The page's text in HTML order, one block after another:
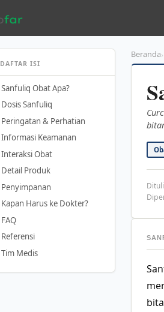
DAFTAR ISI
Sanfuliq Obat Apa?
Dosis Sanfuliq
Peringatan & Perhatian
Informasi Keamanan
Interaksi Obat
Detail Produk
Penyimpanan
Kapan Harus ke Dokter?
FAQ
Referensi
Tim Medis
Beranda›